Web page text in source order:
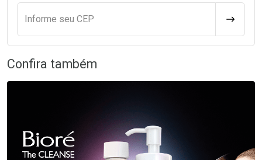
Informe seu CEP
Confira também